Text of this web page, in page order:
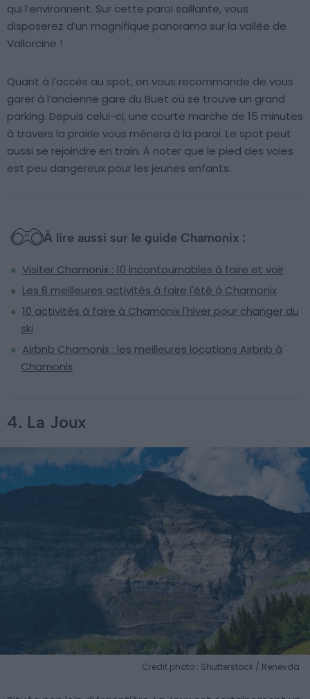
qui l’environnent. Sur cette paroi saillante, vous
disposerez d’un magnifique panorama sur la vallée de
Vallorcine !
Quant à l’accès au spot, on vous recommande de vous
garer à l’ancienne gare du Buet où se trouve un grand
parking. Depuis celui-ci, une courte marche de 15 minutes
à travers la prairie vous mènera à la paroi. Le spot peut
aussi se rejoindre en train. À noter que le pied des voies
est peu dangereux pour les jeunes enfants.
À lire aussi sur le guide Chamonix :
Visiter Chamonix : 10 incontournables à faire et voir
Les 8 meilleures activités à faire l'été à Chamonix
10 activités à faire à Chamonix l'hiver pour changer du
ski
Airbnb Chamonix : les meilleures locations Airbnb à
Chamonix
4. La Joux
Crédit photo : Shutterstock / Renevda